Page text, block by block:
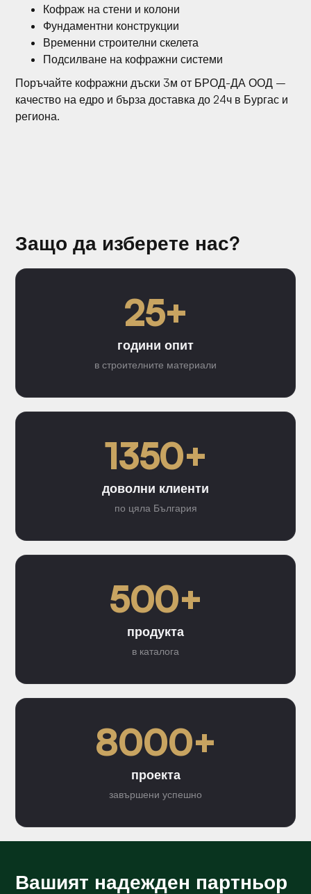
Кофраж на стени и колони
Фундаментни конструкции
Временни строителни скелета
Подсилване на кофражни системи
Поръчайте кофражни дъски 3м от БРОД-ДА ООД –
качество на едро и бърза доставка до 24ч в Бургас и
региона.
Защо да изберете нас?
25+
години опит
в строителните материали
1350+
доволни клиенти
по цяла България
500+
продукта
в каталога
8000+
проекта
завършени успешно
Вашият надежден партньор